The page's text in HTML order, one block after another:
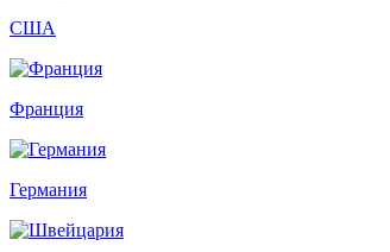
США
Франция
Германия